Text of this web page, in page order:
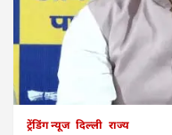
ट्रेंडिंग न्यूज दिल्ली राज्य